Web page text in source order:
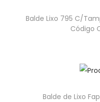
Balde Lixo 795 C/
Código
Balde de Lixo